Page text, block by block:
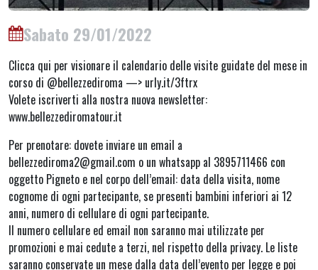
Sabato 29/01/2022
Clicca qui per visionare il calendario delle visite guidate del mese in
corso di @bellezzediroma —> urly.it/3ftrx
Volete iscriverti alla nostra nuova newsletter:
www.bellezzediromatour.it
Per prenotare: dovete inviare un email a
bellezzediroma2@gmail.com o un whatsapp al 3895711466 con
oggetto Pigneto e nel corpo dell’email: data della visita, nome
cognome di ogni partecipante, se presenti bambini inferiori ai 12
anni, numero di cellulare di ogni partecipante.
Il numero cellulare ed email non saranno mai utilizzate per
promozioni e mai cedute a terzi, nel rispetto della privacy. Le liste
saranno conservate un mese dalla data dell’evento per legge e poi